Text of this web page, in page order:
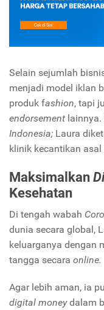
Selain sejumlah
menjadi model iklan
produk fashion, tapi
endorsement
Indonesia; Laura
klinik kecantikan
Maksimalkan
Kesehatan
Di tengah wabah
dunia secara global,
keluarganya dengan
tangga secara online.
Agar lebih aman, ia
digital moneydalam